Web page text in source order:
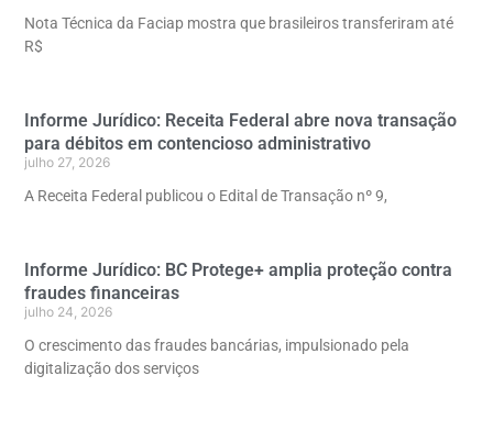
Nota Técnica da Faciap mostra que brasileiros transferiram até
R$
Informe Jurídico: Receita Federal abre nova transação
para débitos em contencioso administrativo
julho 27, 2026
A Receita Federal publicou o Edital de Transação nº 9,
Informe Jurídico: BC Protege+ amplia proteção contra
fraudes financeiras
julho 24, 2026
O crescimento das fraudes bancárias, impulsionado pela
digitalização dos serviços